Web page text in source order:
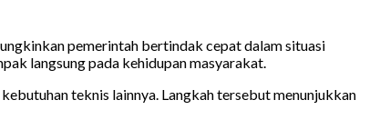
pemerintah bertindak cepat dalam situasi
langsung pada kehidupan masyarakat.
teknis lainnya. Langkah tersebut menunjukkan